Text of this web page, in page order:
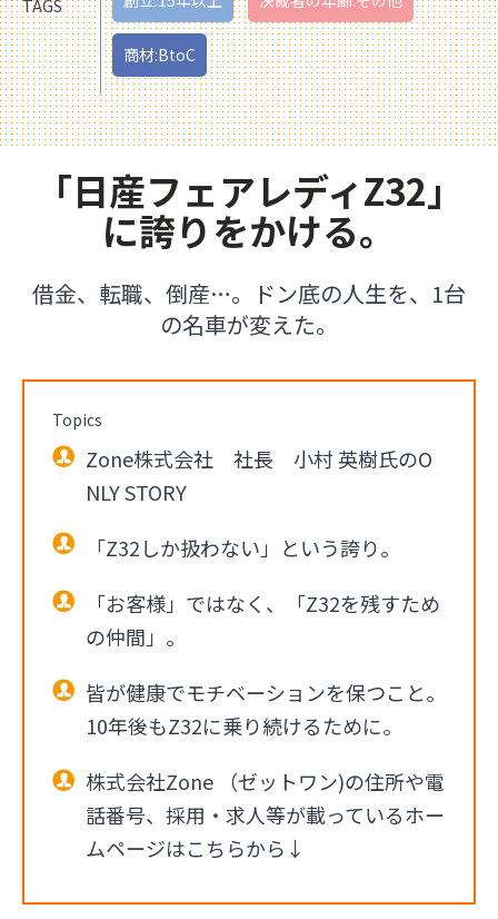
TAGS
商材:BtoC
「日産フェアレディZ32」
に誇りをかける。
借金、転職、倒産…。ドン底の人生を、1台
の名車が変えた。
Topics
Zone株式会社 社長 小村 英樹氏のO
NLY STORY
「Z32しか扱わない」という誇り。
「お客様」ではなく、「Z32を残すため
の仲間」。
皆が健康でモチベーションを保つこと。
10年後もZ32に乗り続けるために。
株式会社Zone （ゼットワン)の住所や電
話番号、採用・求人等が載っているホー
ムページはこちらから↓